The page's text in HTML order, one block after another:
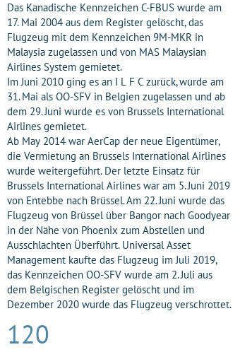
Das Kanadische Kennzeichen C-FBUS wurde am
17. Mai 2004 aus dem Register gelöscht, das
Flugzeug mit dem Kennzeichen 9M-MKR in
Malaysia zugelassen und von MAS Malaysian
Airlines System gemietet.
Im Juni 2010 ging es an I L F C zurück, wurde am
31. Mai als OO-SFV in Belgien zugelassen und ab
dem 29. Juni wurde es von Brussels International
Airlines gemietet.
Ab May 2014 war AerCap der neue Eigentümer,
die Vermietung an Brussels International Airlines
wurde weitergeführt. Der letzte Einsatz für
Brussels International Airlines war am 5. Juni 2019
von Entebbe nach Brüssel. Am 22. Juni wurde das
Flugzeug von Brüssel über Bangor nach Goodyear
in der Nähe von Phoenix zum Abstellen und
Ausschlachten Überführt. Universal Asset
Management kaufte das Flugzeug im Juli 2019,
das Kennzeichen OO-SFV wurde am 2. Juli aus
dem Belgischen Register gelöscht und im
Dezember 2020 wurde das Flugzeug verschrottet.
120